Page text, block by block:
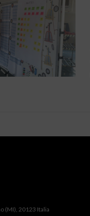
(MI), 20123 Italia